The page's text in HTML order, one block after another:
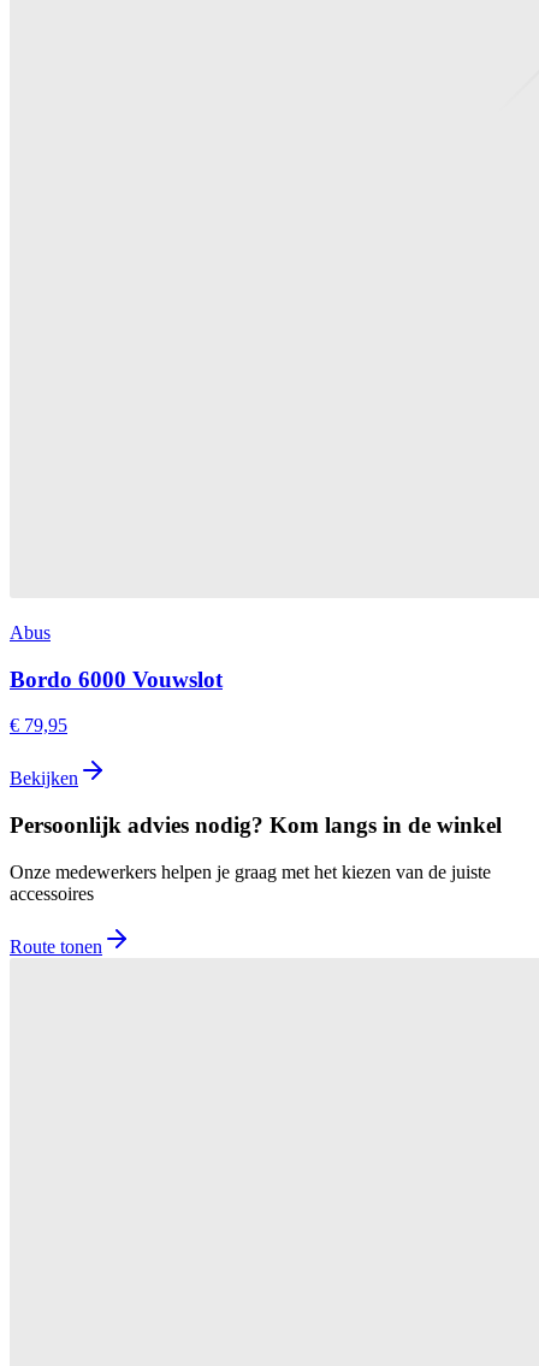
Abus
Bordo 6000 Vouwslot
€ 79,95
Bekijken
Persoonlijk advies nodig? Kom langs in de winkel
Onze medewerkers helpen je graag met het kiezen van de juiste
accessoires
Route tonen